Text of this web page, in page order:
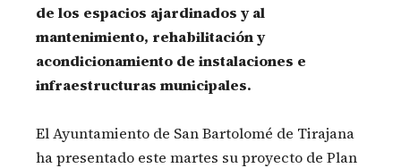
de los espacios ajardinados y al
mantenimiento, rehabilitación y
acondicionamiento de instalaciones e
infraestructuras municipales.
El Ayuntamiento de San Bartolomé de Tirajana
ha presentado este martes su proyecto de Plan